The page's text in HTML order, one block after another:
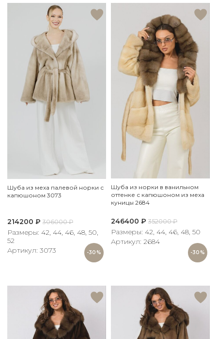
-30%
Шуба из меха палевой норки с
капюшоном 3073
214200 ₽ 306000₽
Размеры: 42, 44, 46, 48, 50,
52
Артикул: 3073
-30%
Шуба из норки в ванильном
оттенке с капюшоном из меха
куницы 2684
246400 ₽ 352000₽
Размеры: 42, 44, 46, 48, 50
Артикул: 2684